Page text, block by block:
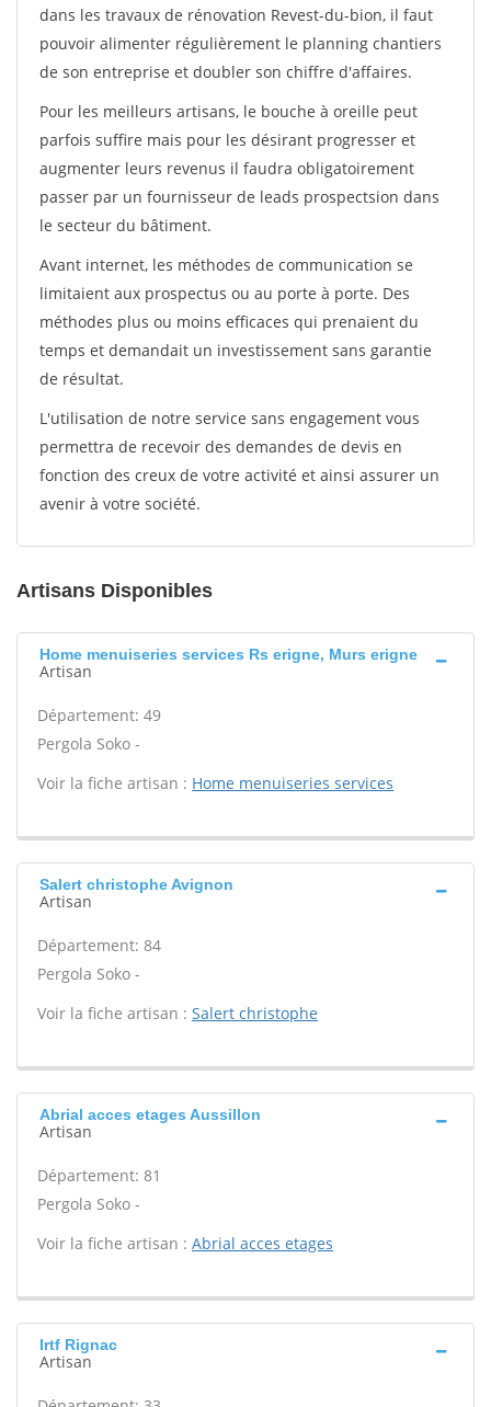
dans les travaux de rénovation Revest-du-bion, il faut
pouvoir alimenter régulièrement le planning chantiers
de son entreprise et doubler son chiffre d'affaires.
Pour les meilleurs artisans, le bouche à oreille peut
parfois suffire mais pour les désirant progresser et
augmenter leurs revenus il faudra obligatoirement
passer par un fournisseur de leads prospectsion dans
le secteur du bâtiment.
Avant internet, les méthodes de communication se
limitaient aux prospectus ou au porte à porte. Des
méthodes plus ou moins efficaces qui prenaient du
temps et demandait un investissement sans garantie
de résultat.
L'utilisation de notre service sans engagement vous
permettra de recevoir des demandes de devis en
fonction des creux de votre activité et ainsi assurer un
avenir à votre société.
Artisans Disponibles
Home menuiseries services Rs erigne, Murs erigne
Artisan
Département: 49
Pergola Soko -
Voir la fiche artisan : Home menuiseries services
Salert christophe Avignon
Artisan
Département: 84
Pergola Soko -
Voir la fiche artisan : Salert christophe
Abrial acces etages Aussillon
Artisan
Département: 81
Pergola Soko -
Voir la fiche artisan : Abrial acces etages
Irtf Rignac
Artisan